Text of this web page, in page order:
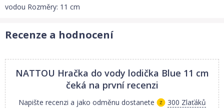
vodou Rozměry: 11 cm
Recenze a hodnocení
NATTOU Hračka do vody lodička Blue 11 cm
čeká na první recenzi
Napište recenzi a jako odměnu dostanete
300 Zlaťáků